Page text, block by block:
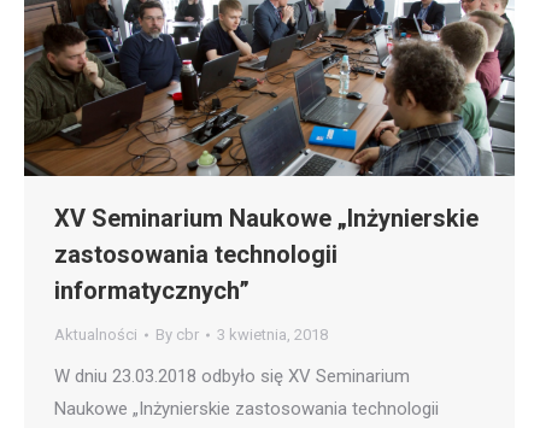
XV Seminarium Naukowe „Inżynierskie
zastosowania technologii
informatycznych”
Aktualności By cbr 3 kwietnia, 2018
W dniu 23.03.2018 odbyło się XV Seminarium
Naukowe „Inżynierskie zastosowania technologii